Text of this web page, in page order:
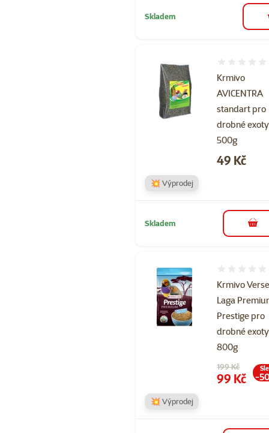
Skladem
Krmivo
AVICENTRA
standart pro
drobné exoty
500g
Cena
49 Kč
💥 Výprodej
Skladem do
Krmivo
Laga
Prestige pro
drobné exoty
800g
Původní cena
199 Kč
Cena
99 Kč -
💥 Výprodej